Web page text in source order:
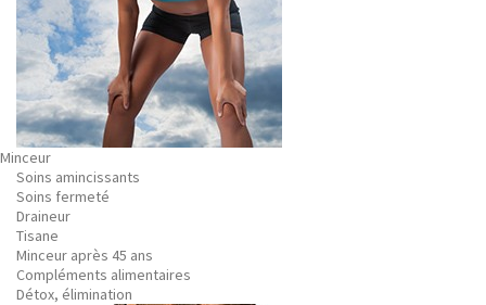
Minceur
Soins amincissants
Soins fermeté
Draineur
Tisane
Minceur après 45 ans
Compléments alimentaires
Détox, élimination